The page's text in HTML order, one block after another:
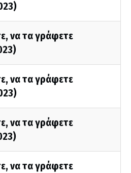
να τα γράφετε
να τα γράφετε
να τα γράφετε
να τα γράφετε